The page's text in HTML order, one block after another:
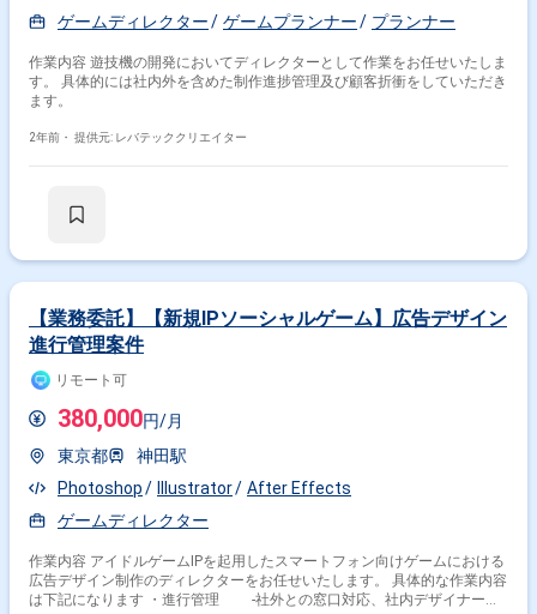
ゲームディレクター
ゲームプランナー プランナー
作業内容 遊技機の開発においてディレクターとして作業をお任せいたしま
す。 具体的には社内外を含めた制作進捗管理及び顧客折衝をしていただき
ます。
2年前・ 提供元: レバテッククリエイター
【業務委託】【新規IPソーシャルゲーム】広告デザイン
進行管理案件
リモート可
380,000円/月
東京都
神田駅
Photoshop
Illustrator
After Effects
ゲームディレクター
作業内容 アイドルゲームIPを起用したスマートフォン向けゲームにおける
広告デザイン制作のディレクターをお任せいたします。 具体的な作業内容
は下記になります ・進行管理 -社外との窓口対応、社内デザイナーへ